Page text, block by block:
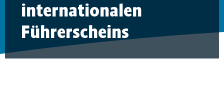
internationalen
Führerscheins